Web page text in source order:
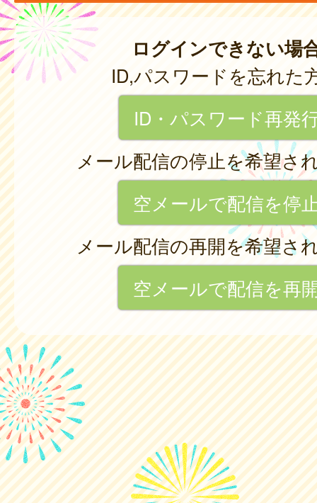
ログインできない場
ID,パスワードを忘れた
ID・パスワード再発
メール配信の停止を希望さ
空メールで配信を停
メール配信の再開を希望さ
空メールで配信を再